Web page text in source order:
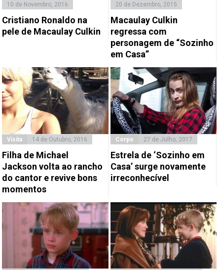
10 de Novembro, 2016
Cristiano Ronaldo na
pele de Macaulay Culkin
20 de Dezembro, 2015
Macaulay Culkin
regressa com
personagem de “Sozinho
em Casa”
Visita 14 de Outubro, 2016
Filha de Michael
Jackson volta ao rancho
do cantor e revive bons
momentos
Corpo 27 de Julho, 2017
Estrela de ‘Sozinho em
Casa’ surge novamente
irreconhecível